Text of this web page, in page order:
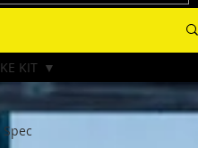
KIT